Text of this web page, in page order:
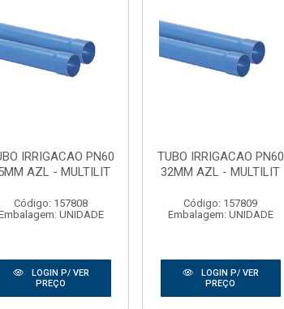
IRRIGACAO PN60
AZL - MULTILIT
Código: 157808
UNIDADE
LOGIN P/ VER
PREÇO
TUBO IRRIGACAO PN60
32MM AZL - MULTILIT
Código: 157809
Embalagem: UNIDADE
LOGIN P/ VER
PREÇO